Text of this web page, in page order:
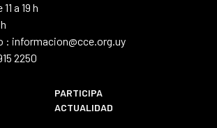
a 19 h
: informacion@cce.org.uy
2250
PARTICIPA
ACTUALIDAD